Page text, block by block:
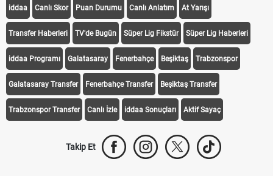
iddaa Canlı Skor Puan Durumu Canlı Anlatım At Yarışı
Transfer Haberleri TV'de Bugün Süper Lig Fikstür Süper Lig Haberleri
iddaa Programı Galatasaray Fenerbahçe Beşiktaş Trabzonspor
Galatasaray Transfer Fenerbahçe Transfer Beşiktaş Transfer
Trabzonspor Transfer Canlı İzle iddaa Sonuçları Aktif Sayaç
Takip Et